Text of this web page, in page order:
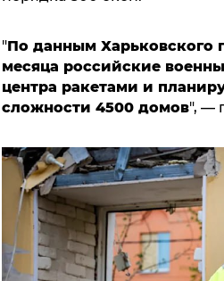
"По данным Харьковского
месяца российские
центра ракетами и
сложности 4500 домов", —